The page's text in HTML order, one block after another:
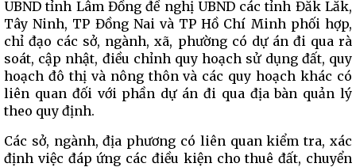
UBND tỉnh Lâm Đồng đề nghị UBND các tỉnh Đắk Lắk,
Tây Ninh, TP Đồng Nai và TP Hồ Chí Minh phối hợp,
chỉ đạo các sở, ngành, xã, phường có dự án đi qua rà
soát, cập nhật, điều chỉnh quy hoạch sử dụng đất, quy
hoạch đô thị và nông thôn và các quy hoạch khác có
liên quan đối với phần dự án đi qua địa bàn quản lý
theo quy định.
Các sở, ngành, địa phương có liên quan kiểm tra, xác
định việc đáp ứng các điều kiện cho thuê đất, chuyển